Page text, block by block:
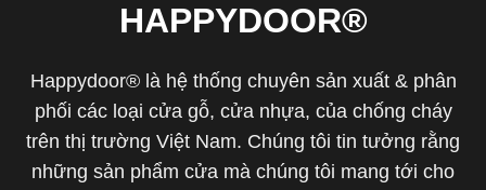
HAPPYDOOR®
Happydoor® là hệ thống chuyên sản xuất & phân
phối các loại cửa gỗ, cửa nhựa, của chống cháy
trên thị trường Việt Nam. Chúng tôi tin tưởng rằng
những sản phẩm cửa mà chúng tôi mang tới cho